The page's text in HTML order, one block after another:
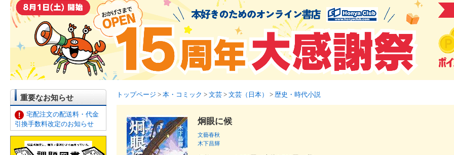
重要なお知らせ
宅配注文の配送料・代金
引換手数料改定のお知らせ
トップページ > 本・コミック > 文芸 > 文芸（日本） > 歴史・時代小説
炯眼に候
文藝春秋
木下昌輝